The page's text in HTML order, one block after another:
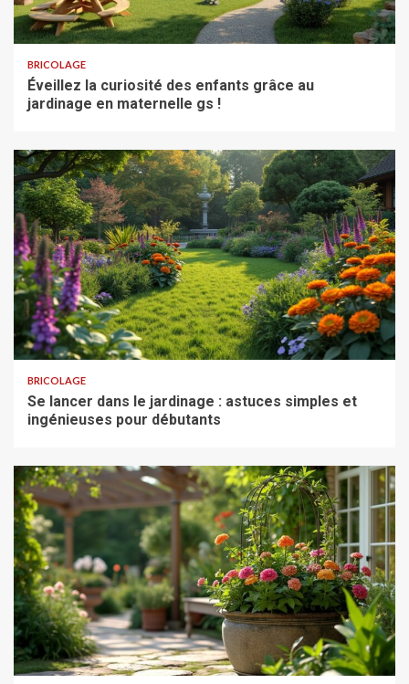
BRICOLAGE
Éveillez la curiosité des enfants grâce au
jardinage en maternelle gs !
BRICOLAGE
Se lancer dans le jardinage : astuces simples et
ingénieuses pour débutants